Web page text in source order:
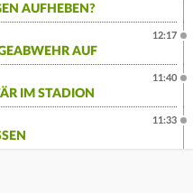
AUFHEBEN?
AUF
12:17
IM STADION
11:40
11:33